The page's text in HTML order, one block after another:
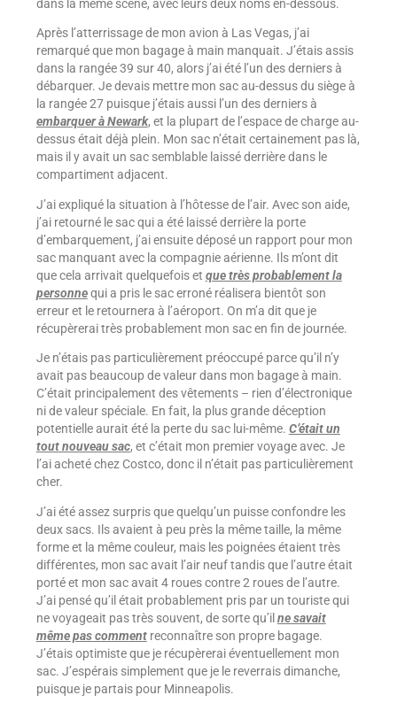
dans la même scène, avec leurs deux noms en-dessous.
Après l’atterrissage de mon avion à Las Vegas, j’ai
remarqué que mon bagage à main manquait. J’étais assis
dans la rangée 39 sur 40, alors j’ai été l’un des derniers à
débarquer. Je devais mettre mon sac au-dessus du siège à
la rangée 27 puisque j’étais aussi l’un des derniers à
embarquer à Newark, et la plupart de l’espace de charge au-
dessus était déjà plein. Mon sac n’était certainement pas là,
mais il y avait un sac semblable laissé derrière dans le
compartiment adjacent.
J’ai expliqué la situation à l’hôtesse de l’air. Avec son aide,
j’ai retourné le sac qui a été laissé derrière la porte
d’embarquement, j’ai ensuite déposé un rapport pour mon
sac manquant avec la compagnie aérienne. Ils m’ont dit
que cela arrivait quelquefois et que très probablement la
personnequi a pris le sac erroné réalisera bientôt son
erreur et le retournera à l’aéroport. On m’a dit que je
récupèrerai très probablement mon sac en fin de journée.
Je n’étais pas particulièrement préoccupé parce qu’il n’y
avait pas beaucoup de valeur dans mon bagage à main.
C’était principalement des vêtements – rien d’électronique
ni de valeur spéciale. En fait, la plus grande déception
potentielle aurait été la perte du sac lui-même. C’était un
tout nouveau sac, et c’était mon premier voyage avec. Je
l’ai acheté chez Costco, donc il n’était pas particulièrement
cher.
J’ai été assez surpris que quelqu’un puisse confondre les
deux sacs. Ils avaient à peu près la même taille, la même
forme et la même couleur, mais les poignées étaient très
différentes, mon sac avait l’air neuf tandis que l’autre était
porté et mon sac avait 4 roues contre 2 roues de l’autre.
J’ai pensé qu’il était probablement pris par un touriste qui
ne voyageait pas très souvent, de sorte qu’il ne savait
même pas commentreconnaître son propre bagage.
J’étais optimiste que je récupèrerai éventuellement mon
sac. J’espérais simplement que je le reverrais dimanche,
puisque je partais pour Minneapolis.